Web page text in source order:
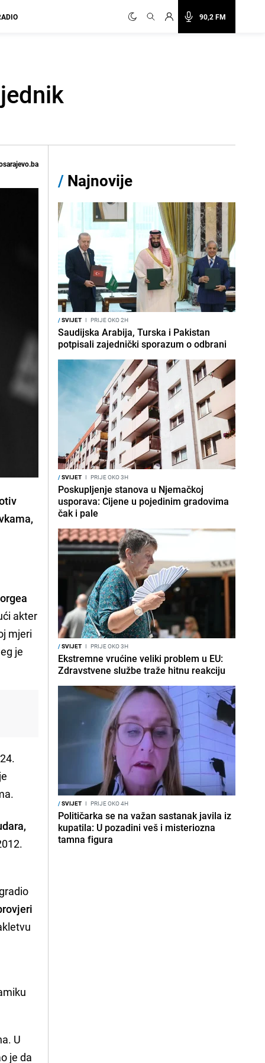
90,2 FM
akter
mjeri
je
U
je da
/ Najnovije
/SVIJET I PRIJE OKO 2H
Saudijska Arabija, Turska i Pakistan
potpisali zajednički sporazum o odbrani
/SVIJET I PRIJE OKO 3H
Poskupljenje stanova u Njemačkoj
usporava: Cijene u pojedinim gradovima
čak i pale
/SVIJET I PRIJE OKO 3H
Ekstremne vrućine veliki problem u EU:
Zdravstvene službe traže hitnu reakciju
/SVIJET I PRIJE OKO 4H
Političarka se na važan sastanak javila iz
kupatila: U pozadini veš i misteriozna
tamna figura